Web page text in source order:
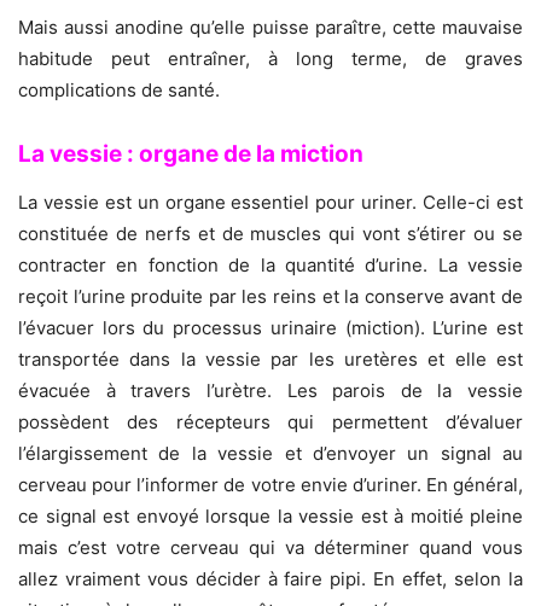
Mais aussi anodine qu’elle puisse paraître, cette mauvaise
habitude peut entraîner, à long terme, de graves
complications de santé.
La vessie : organe de la miction
La vessie est un organe essentiel pour uriner. Celle-ci est
constituée de nerfs et de muscles qui vont s’étirer ou se
contracter en fonction de la quantité d’urine. La vessie
reçoit l’urine produite par les reins et la conserve avant de
l’évacuer lors du processus urinaire (miction). L’urine est
transportée dans la vessie par les uretères et elle est
évacuée à travers l’urètre. Les parois de la vessie
possèdent des récepteurs qui permettent d’évaluer
l’élargissement de la vessie et d’envoyer un signal au
cerveau pour l’informer de votre envie d’uriner. En général,
ce signal est envoyé lorsque la vessie est à moitié pleine
mais c’est votre cerveau qui va déterminer quand vous
allez vraiment vous décider à faire pipi. En effet, selon la